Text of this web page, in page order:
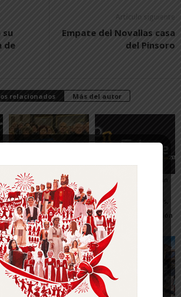
su
de
Artículo siguiente
Empate del Novallas casa
del Pinsoro
relacionados Más del autor
Fustiñana no invitará a
los miembros del
Gobierno de Navarra a
los actos oficiales de
sus fiestas por el cierre
de las Urgencias
Arguedas presenta un
completo programa
para el eclipse, con
actividades científicas,
visitas guiadas,
concierto y observación
de las Perseidas